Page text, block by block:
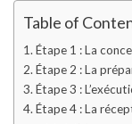
Table of
Étape 1 : La
Étape 2 : La
Étape 3 :
Étape 4 : La